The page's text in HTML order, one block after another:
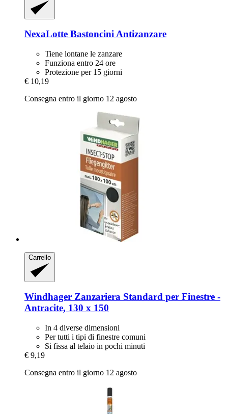
NexaLotte Bastoncini Antizanzare
Tiene lontane le zanzare
Funziona entro 24 ore
Protezione per 15 giorni
€ 10,19
Consegna entro il giorno 12 agosto
Carrello
Windhager Zanzariera Standard per Finestre -​
Antracite, 130 x 150
In 4 diverse dimensioni
Per tutti i tipi di finestre comuni
Si fissa al telaio in pochi minuti
€ 9,19
Consegna entro il giorno 12 agosto